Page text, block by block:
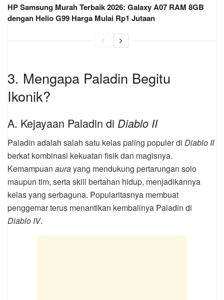
HP Samsung Murah Terbaik 2026: Galaxy A07 RAM 8GB
dengan Helio G99 Harga Mulai Rp1 Jutaan
3. Mengapa Paladin Begitu
Ikonik?
A. Kejayaan Paladin di Diablo II
Paladin adalah salah satu kelas paling populer di Diablo II
berkat kombinasi kekuatan fisik dan magisnya.
Kemampuan aurayang mendukung pertarungan solo
maupun tim, serta skill bertahan hidup, menjadikannya
kelas yang serbaguna. Popularitasnya membuat
penggemar terus menantikan kembalinya Paladin di
Diablo IV.